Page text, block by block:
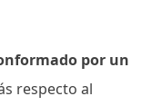
por un
respecto al